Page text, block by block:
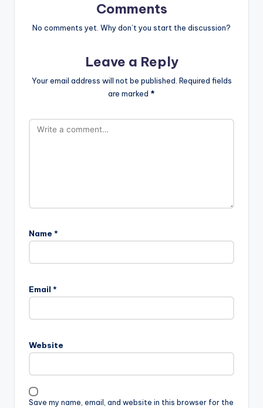
Comments
No comments yet. Why don’t you start the discussion?
Leave a Reply
Your email address will not be published. Required fields
are marked *
Name *
Email *
Website
Save my name, email, and website in this browser for the